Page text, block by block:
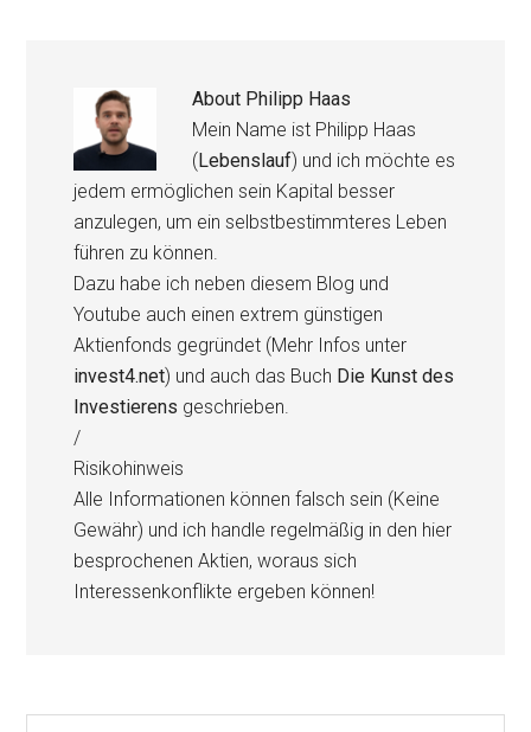
About Philipp Haas
Mein Name ist Philipp Haas
(Lebenslauf) und ich möchte es
jedem ermöglichen sein Kapital besser
anzulegen, um ein selbstbestimmteres Leben
führen zu können.
Dazu habe ich neben diesem Blog und
Youtube auch einen extrem günstigen
Aktienfonds gegründet (Mehr Infos unter
invest4.net) und auch das Buch Die Kunst des
Investierens geschrieben.
/
Risikohinweis
Alle Informationen können falsch sein (Keine
Gewähr) und ich handle regelmäßig in den hier
besprochenen Aktien, woraus sich
Interessenkonflikte ergeben können!